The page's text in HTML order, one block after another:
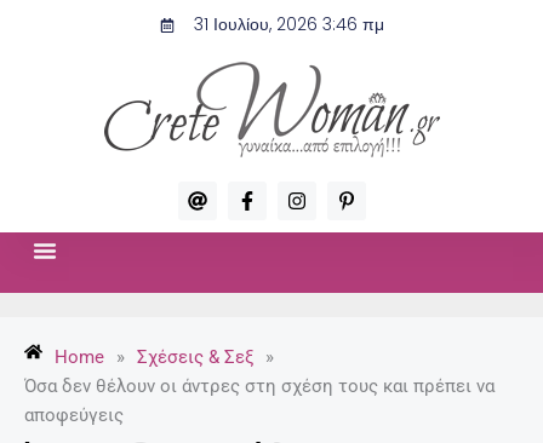
31 Ιουλίου, 2026 3:46 πμ
A
t
F
a
c
-
f
I
n
s
P
i
n
p
Home » Σχέσεις & Σεξ
»
Όσα δεν θέλουν οι άντρες στη σχέση τους και πρέπει να
αποφεύγεις